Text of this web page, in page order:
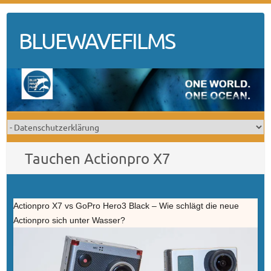
contentBLUEWAVEFILMS
Tauchen Actionpro X7
Actionpro X7 vs GoPro Hero3 Black – Wie schlägt die neue
Actionpro sich unter Wasser?